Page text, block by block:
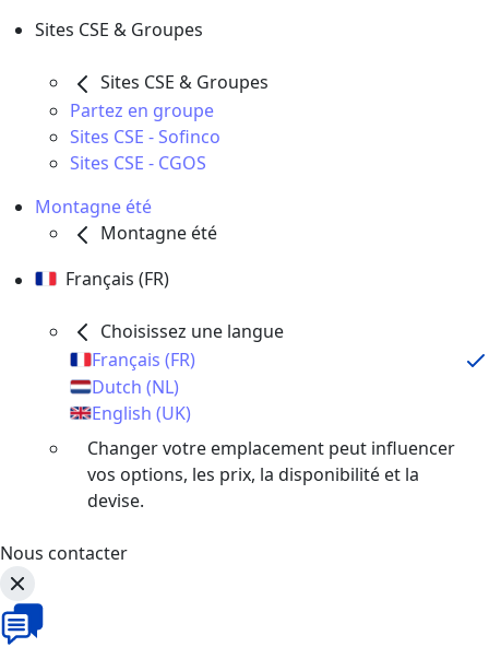
Sites CSE & Groupes
Sites CSE & Groupes
Partez en groupe
Sites CSE - Sofinco
Sites CSE - CGOS
Montagne été
Montagne été
Français (FR)
Choisissez une langue
Français (FR)
Dutch (NL)
English (UK)
Changer votre emplacement peut influencer
vos options, les prix, la disponibilité et la
devise.
Nous contacter